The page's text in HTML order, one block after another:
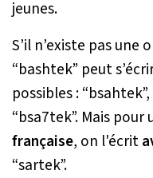
jeunes.
S’il n’existe pas
“bashtek” peut
possibles :
“bsa7tek”. Mais pour
française, on l'écrit
“sartek”.